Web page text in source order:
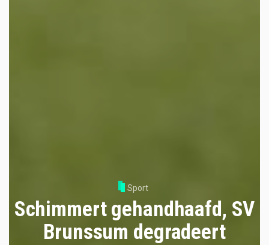
Sport
Schimmert gehandhaafd, SV
Brunssum degradeert